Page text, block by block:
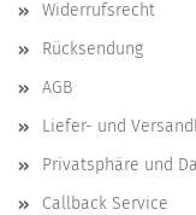
Widerrufsrecht
Rücksendung
AGB
Liefer- und
Privatsphäre und
Callback Service